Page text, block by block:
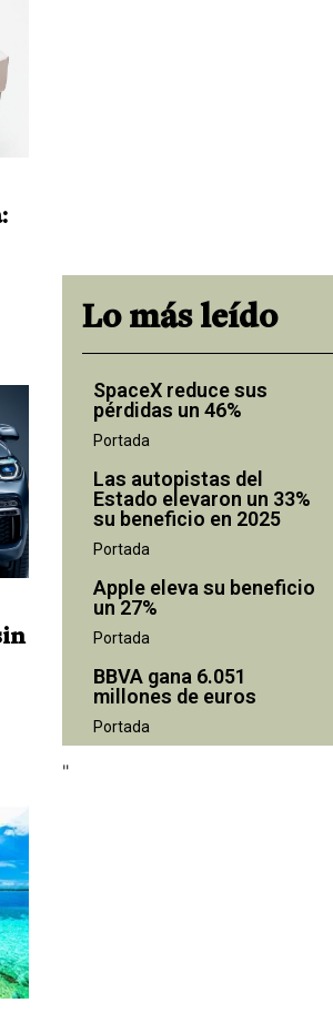
Lo más leído
SpaceX reduce sus
pérdidas un 46%
Portada
Las autopistas del
Estado elevaron un 33%
su beneficio en 2025
Portada
Apple eleva su beneficio
un 27%
Portada
BBVA gana 6.051
millones de euros
Portada
"